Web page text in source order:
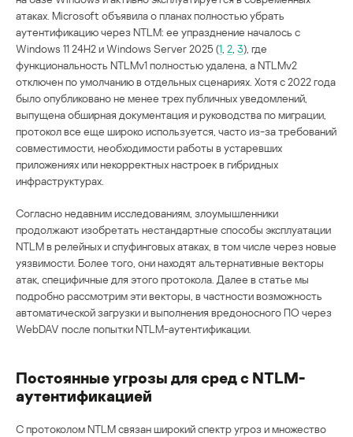
атаках. Microsoft объявила о планах полностью убрать
аутентификацию через NTLM: ее упразднение началось с
Windows 11 24H2 и Windows Server 2025 (1 2 3), где
функциональность NTLMv1 полностью удалена, а NTLMv2
отключен по умолчанию в отдельных сценариях. Хотя с 2022 года
было опубликовано не менее трех публичных уведомлений,
выпущена обширная документация и руководства по миграции,
протокол все еще широко используется, часто из-за требований
совместимости, необходимости работы в устаревших
приложениях или некорректных настроек в гибридных
инфраструктурах.
Согласно недавним исследованиям, злоумышленники
продолжают изобретать нестандартные способы эксплуатации
NTLM в релейных и спуфинговых атаках, в том числе через новые
уязвимости. Более того, они находят альтернативные векторы
атак, специфичные для этого протокола. Далее в статье мы
подробно рассмотрим эти векторы, в частности возможность
автоматической загрузки и выполнения вредоносного ПО через
WebDAV после попытки NTLM-аутентификации.
Постоянные угрозы для сред с NTLM-
аутентификацией
С протоколом NTLM связан широкий спектр угроз и множество